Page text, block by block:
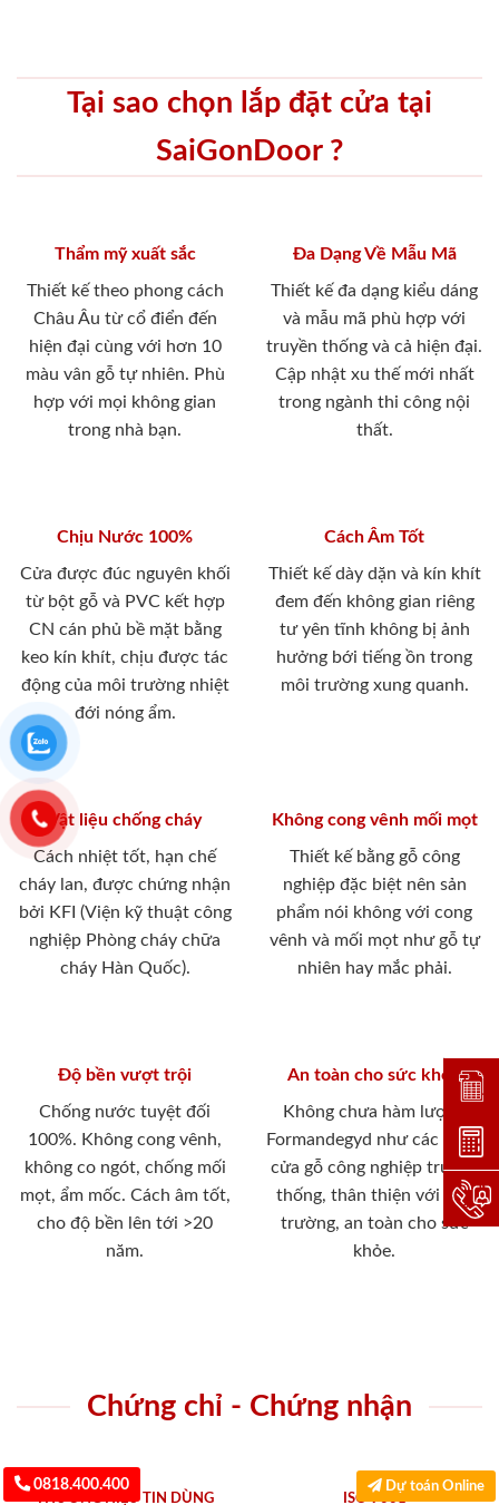
Tại sao chọn lắp đặt cửa tại
SaiGonDoor ?
Thẩm mỹ xuất sắc
Thiết kế theo phong cách
Châu Âu từ cổ điển đến
hiện đại cùng với hơn 10
màu vân gỗ tự nhiên. Phù
hợp với mọi không gian
trong nhà bạn.
Đa Dạng Về Mẫu Mã
Thiết kế đa dạng kiểu dáng
và mẫu mã phù hợp với
truyền thống và cả hiện đại.
Cập nhật xu thế mới nhất
trong ngành thi công nội
thất.
Chịu Nước 100%
Cửa được đúc nguyên khối
từ bột gỗ và PVC kết hợp
CN cán phủ bề mặt bằng
keo kín khít, chịu được tác
động của môi trường nhiệt
đới nóng ẩm.
Cách Âm Tốt
Thiết kế dày dặn và kín khít
đem đến không gian riêng
tư yên tĩnh không bị ảnh
hưởng bới tiếng ồn trong
môi trường xung quanh.
Vật liệu chống cháy
Cách nhiệt tốt, hạn chế
cháy lan, được chứng nhận
bởi KFI (Viện kỹ thuật công
nghiệp Phòng cháy chữa
cháy Hàn Quốc).
Không cong vênh mối mọt
Thiết kế bằng gỗ công
nghiệp đặc biệt nên sản
phẩm nói không với cong
vênh và mối mọt như gỗ tự
nhiên hay mắc phải.
Độ bền vượt trội
Chống nước tuyệt đối
100%. Không cong vênh,
không co ngót, chống mối
mọt, ẩm mốc. Cách âm tốt,
cho độ bền lên tới >20
năm.
An toàn cho sức khỏe
Không chưa hàm lượng
Formandegyd như các dòng
cửa gỗ công nghiệp truyền
thống, thân thiện với môi
trường, an toàn cho sức
khỏe.
Chứng chỉ - Chứng nhận
THƯƠNG HIỆU TIN DÙNG ISO 9001
0818.400.400 Dự toán Online
Đặt
Dự